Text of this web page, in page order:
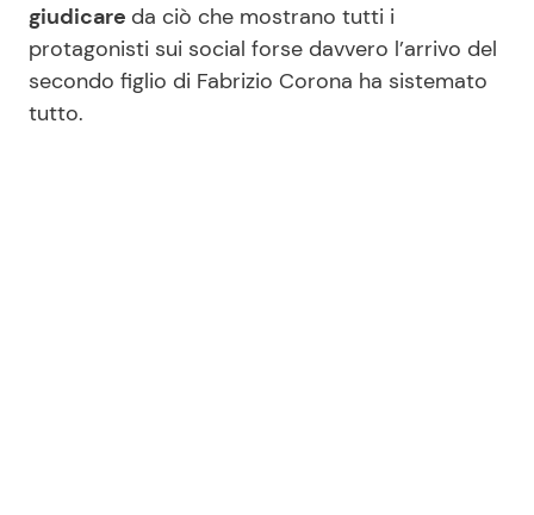
Chi siamo
Disclaimer e Privacy
Redazione
giudicare da ciò che mostrano tutti i
protagonisti sui social forse davvero l’arrivo del
secondo figlio di Fabrizio Corona ha sistemato
tutto.